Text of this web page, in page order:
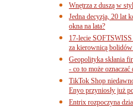
Wnętrza z duszą w
Jedna decyzja, 20 lat
okna na lata?
17-lecie SOFTSWISS
za kierownicą
Geopolityka skłania
- co to może
TikTok Shop
Enyo przyniosły już
Entrix rozpoczyna